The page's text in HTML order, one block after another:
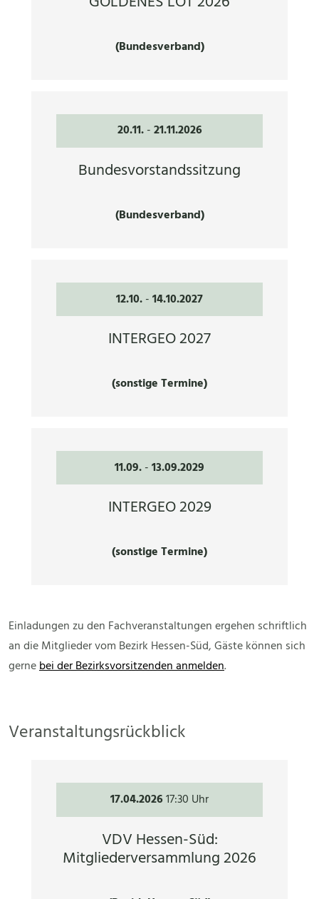
(Bundesverband)
20.11. -21.11.2026
Bundesvorstandssitzung
(Bundesverband)
12.10.-14.10.2027
INTERGEO 2027
(sonstige Termine)
11.09.-13.09.2029
INTERGEO 2029
(sonstige Termine)
Einladungen zu den Fachveranstaltungen ergehen schriftlich
an die Mitglieder vom Bezirk Hessen-Süd, Gäste können sich
gernebei der Bezirksvorsitzenden anmelden.
Veranstaltungsrückblick
17.04.202617:30 Uhr
VDV Hessen-Süd:
Mitgliederversammlung 2026